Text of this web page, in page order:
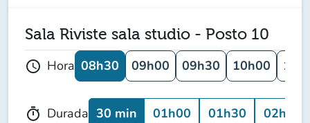
Sala Riviste sala studio - Posto 10
schedule Hora 08h30 09h00 09h30 10h00
timer Durada 30 min 01h00 01h30 02h00